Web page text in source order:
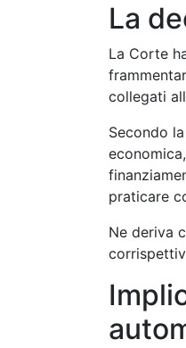
La
La Corte
collegati
Secondo
praticare
Ne deriva